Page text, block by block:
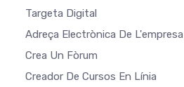
Targeta Digital
Adreça Electrònica De L'empresa
Crea Un Fòrum
Creador De Cursos En Línia